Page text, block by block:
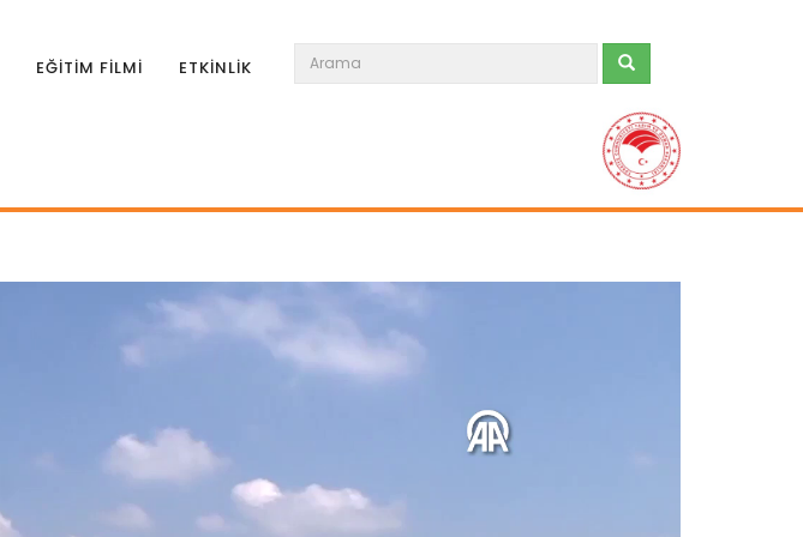
EĞİTİM FİLMİ ETKİNLİK
Devamını Oku ->